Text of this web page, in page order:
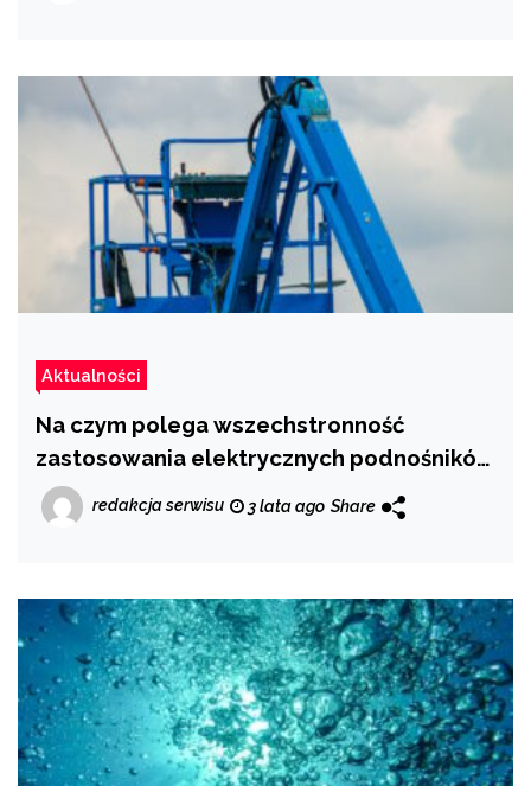
Aktualności
Na czym polega wszechstronność
zastosowania elektrycznych podnośników
ramienno-teleskopowych?
redakcja serwisu 3 lata ago Share